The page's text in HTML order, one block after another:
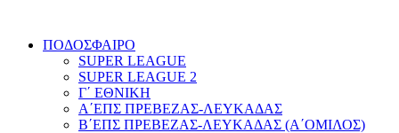
ΠΟΔΟΣΦΑΙΡΟ
SUPER LEAGUE
SUPER LEAGUE 2
Γ΄ ΕΘΝΙΚΗ
Α΄ΕΠΣ ΠΡΕΒΕΖΑΣ-ΛΕΥΚΑΔΑΣ
Β΄ΕΠΣ ΠΡΕΒΕΖΑΣ-ΛΕΥΚΑΔΑΣ (Α΄ΟΜΙΛΟΣ)